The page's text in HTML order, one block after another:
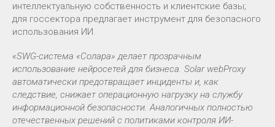
интеллектуальную собственность и клиентские базы;
для госсектора предлагает инструмент для безопасного
использования ИИ.
«SWG-система «Солара» делает прозрачным
использование нейросетей для бизнеса. Solar webProxy
автоматически предотвращает инциденты и, как
следствие, снижает операционную нагрузку на службу
информационной безопасности. Аналогичных полностью
отечественных решений с политиками контроля ИИ-